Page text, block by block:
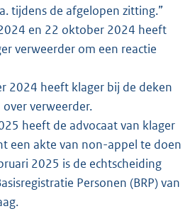
tijdens de afgelopen zitting.”
en 22 oktober 2024 heeft
verweerder om een reactie
2024 heeft klager bij de deken
verweerder.
heeft de advocaat van klager
een akte van non-appel te doen
2025 is de echtscheiding
Personen (BRP) van